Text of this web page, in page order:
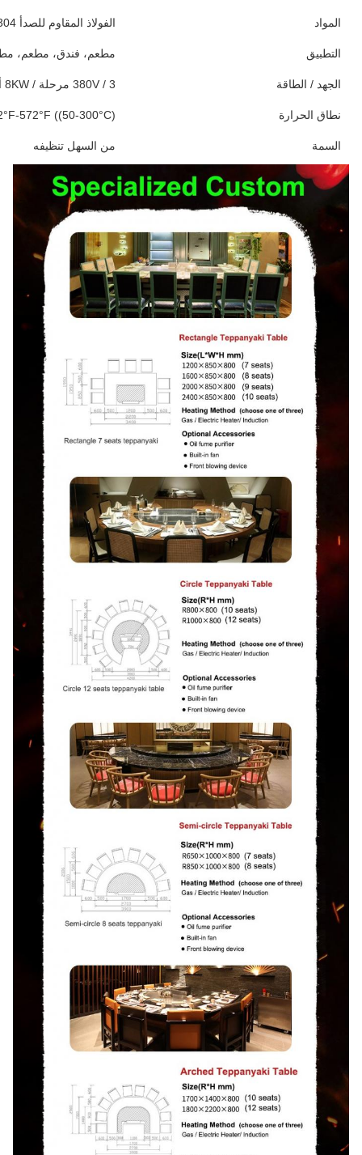
المواد الفولاذ المقاوم للصدأ 304 و الفولاذ اللاسيكي الخاص
التطبيق مطعم، فندق، مطعم،
الجهد / الطاقة 380V / 3 مرحلة / 8KW أو 220V / مرحلة واحدة / 5KW
نطاق الحرارة 572°F ((50-300°C)
السمة من السهل تنظيفه